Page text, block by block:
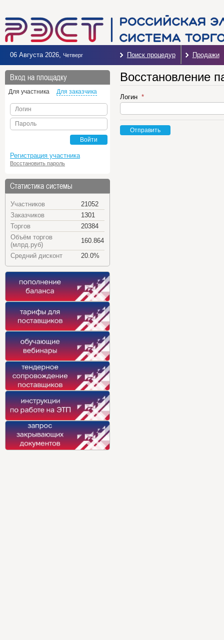
06 Августа 2026, Четверг Поиск процедур Продажи
Вход на площадку
Для участника Для заказчика
Логин
Пароль
Войти
Регистрация участника
Восстановить пароль
Статистика системы
Участников
21052
Заказчиков
1301
Торгов
20384
Объём торгов
(млрд.руб)
160.864
Средний дисконт
20.0%
Восстановление
Логин
Отправить